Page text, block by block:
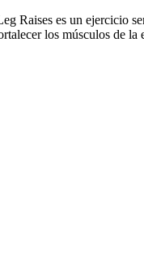
Raises es un ejercicio
los músculos de la